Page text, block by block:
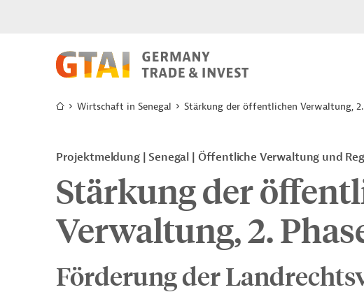
Wirtschaft in Senegal Stärkung der öffentlichen Verwaltung, 2.
Projektmeldung Senegal Öffentliche Verwaltung und
Stärkung der
Verwaltung, 2.
Förderung der